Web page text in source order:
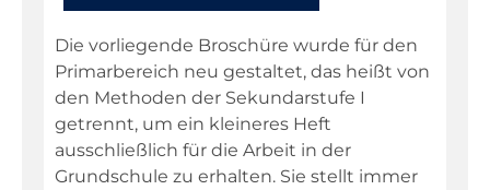
Die vorliegende Broschüre wurde für den
Primarbereich neu gestaltet, das heißt von
den Methoden der Sekundarstufe I
getrennt, um ein kleineres Heft
ausschließlich für die Arbeit in der
Grundschule zu erhalten. Sie stellt immer